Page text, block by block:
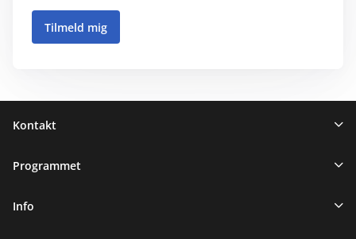
Sidefod
Kontakt
Programmet
Info